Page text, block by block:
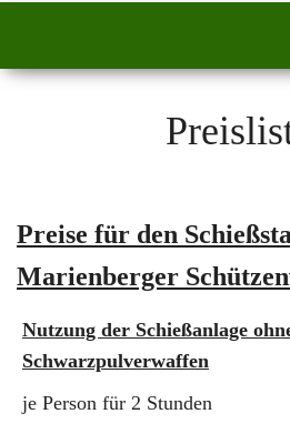
Preise für den
Marienberger
Nutzung der Schießanlage
Schwarzpulverwaffen
je Person für 2 Stunden